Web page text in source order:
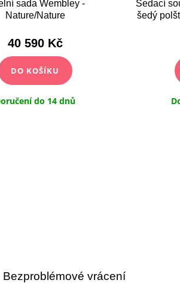
sada Wembley -
Nature/Nature
40 590 Kč
DO KOŠÍKU
do 14 dnů
Sedací
šedý
Bezproblémové vrácení